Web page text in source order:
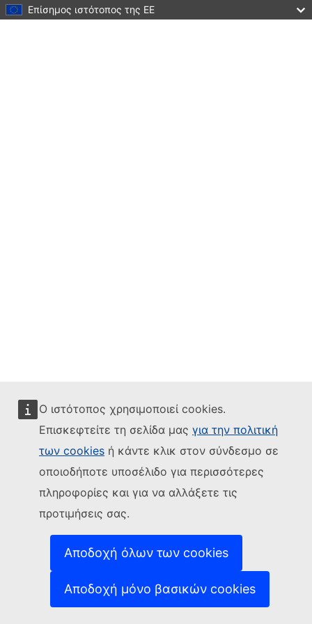
Επίσημος ιστότοπος της ΕΕ
Ο ιστότοπος χρησιμοποιεί cookies.
Επισκεφτείτε τη σελίδα μας για την πολιτική
των cookies ή κάντε κλικ στον σύνδεσμο σε
οποιοδήποτε υποσέλιδο για περισσότερες
πληροφορίες και για να αλλάξετε τις
προτιμήσεις σας.
Αποδοχή όλων των cookies
Αποδοχή μόνο βασικών cookies